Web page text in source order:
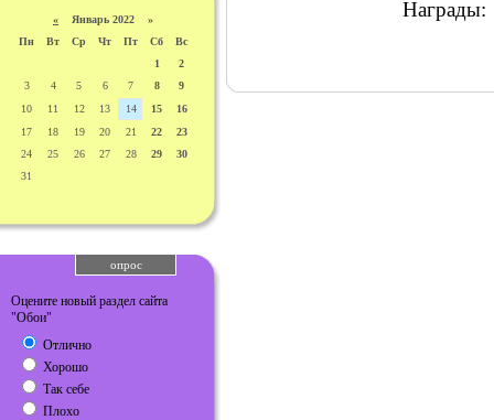
« Январь 2022 »
Пн
Вт Ср Чт Пт Сб
Вс
1
2
3
4 5 6 7 8
9
10
11 12 13 14 15
16
17
18 19 20 21 22
23
24
25 26 27 28 29
30
31
опрос
Оцените новый раздел сайта
"Обои"
Отлично
Хорошо
Так себе
Плохо
Награды: